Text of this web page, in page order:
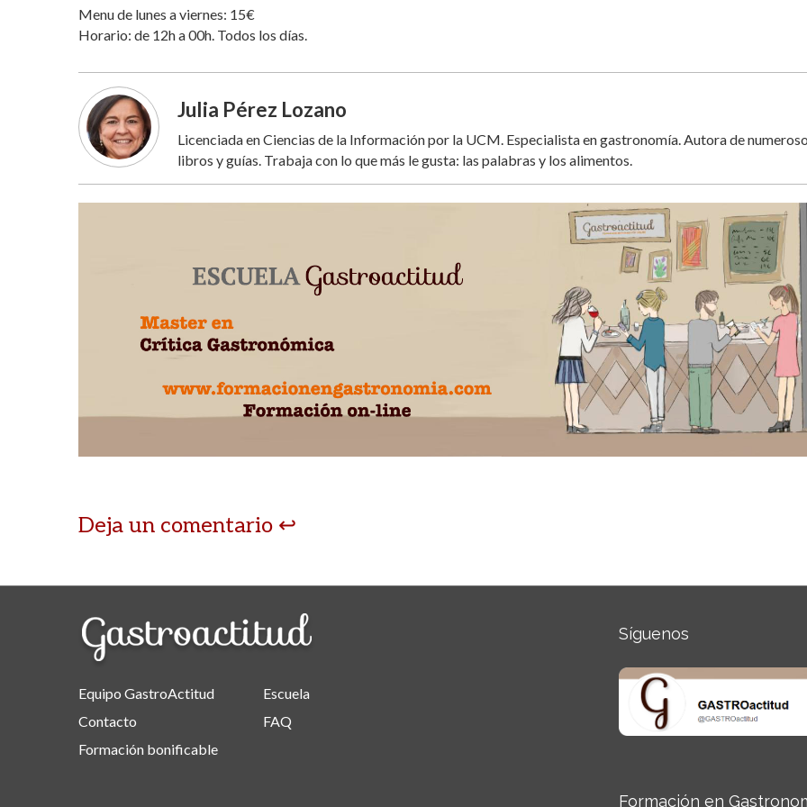
Menu de lunes a viernes: 15€
Horario: de 12h a 00h. Todos los días.
Julia Pérez Lozano
Licenciada en Ciencias de la Información por la UCM. Especialista en gastronomía. Autora de
libros y guías. Trabaja con lo que más le gusta: las palabras y los alimentos.
Deja un comentario
Equipo GastroActitud
Contacto
Formación bonificable
Escuela
FAQ
Síguenos
Formación en